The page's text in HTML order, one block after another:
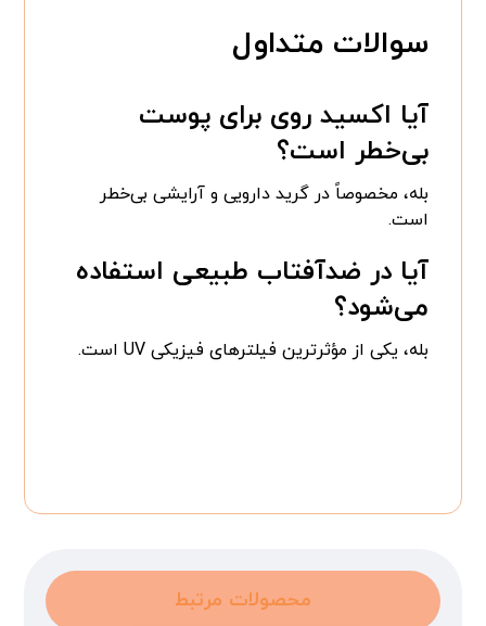
سوالات متداول
آیا اکسید روی برای پوست
بی‌خطر است؟
بله، مخصوصاً در گرید دارویی و آرایشی بی‌خطر
است.
آیا در ضدآفتاب طبیعی استفاده
می‌شود؟
بله، یکی از مؤثرترین فیلترهای فیزیکی UV است.
محصولات مرتبط